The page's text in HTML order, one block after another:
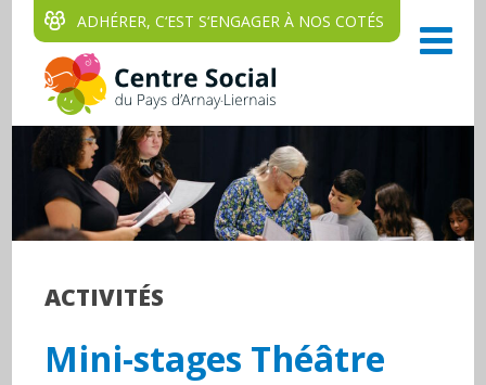
ADHÉRER, C‘EST S‘ENGAGER À NOS COTÉS
ACTIVITÉS
Mini-stages Théâtre